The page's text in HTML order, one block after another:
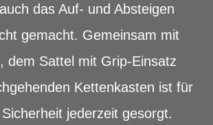
das Auf- und Absteigen
gemacht. Gemeinsam mit
dem Sattel mit Grip-Einsatz
Kettenkasten ist für
jederzeit gesorgt.